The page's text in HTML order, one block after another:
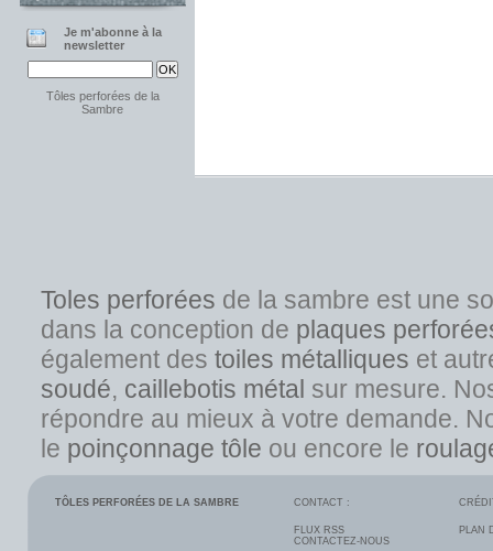
Je m'abonne à la
newsletter
Tôles perforées de la
Sambre
Toles perforées de la sambre est une
dans la conception de plaques
également destoiles métalliques et
soudé, caillebotis métal sur mesure.
répondre au mieux à votre demande.
le poinçonnage tôle ou encore le
TÔLES PERFORÉES DE LA SAMBRE CONTACT :
FLUX RSS
CONTACTEZ-NOUS
PLAN